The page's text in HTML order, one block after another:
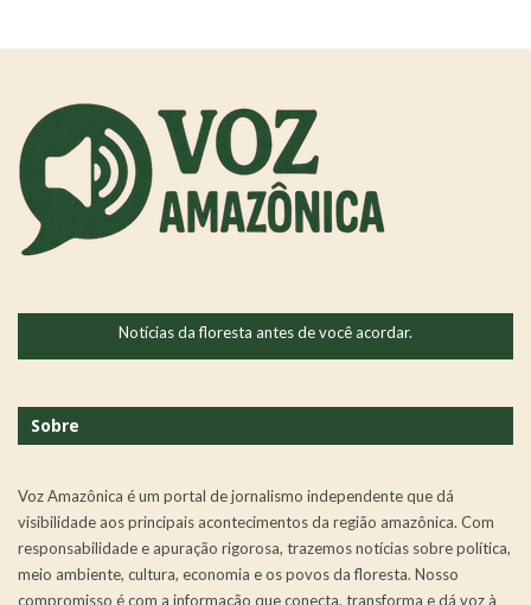
Notícias da floresta antes de você acordar.
Sobre
Voz Amazônica é um portal de jornalismo independente que dá
visibilidade aos principais acontecimentos da região amazônica. Com
responsabilidade e apuração rigorosa, trazemos notícias sobre política,
meio ambiente, cultura, economia e os povos da floresta. Nosso
compromisso é com a informação que conecta, transforma e dá voz à